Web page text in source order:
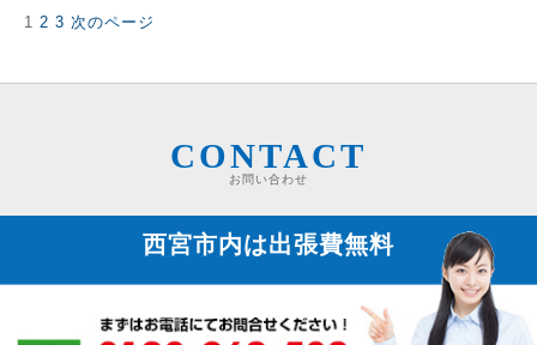
投固
1 固
2 固
3 次のページ
CONTACT
お問い合わせ
西宮市内は出張費無料